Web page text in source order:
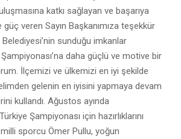
katkı sağlayan ve başarıya
veren Sayın Başkanımıza teşekkür
sunduğu imkanlar
daha güçlü ve motive bir
İlçemizi ve ülkemizi en iyi şekilde
gelenin en iyisini yapmaya devam
kullandı. Ağustos ayında
Şampiyonası için hazırlıklarını
milli sporcu Ömer Pullu, yoğun